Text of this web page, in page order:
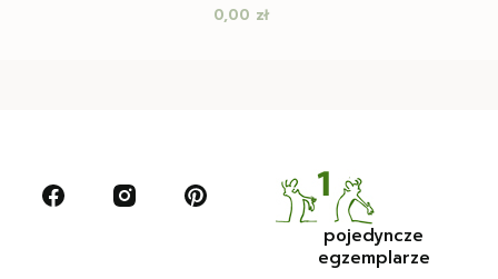
Cena
0,00 zł
pojedyncze
egzemplarze